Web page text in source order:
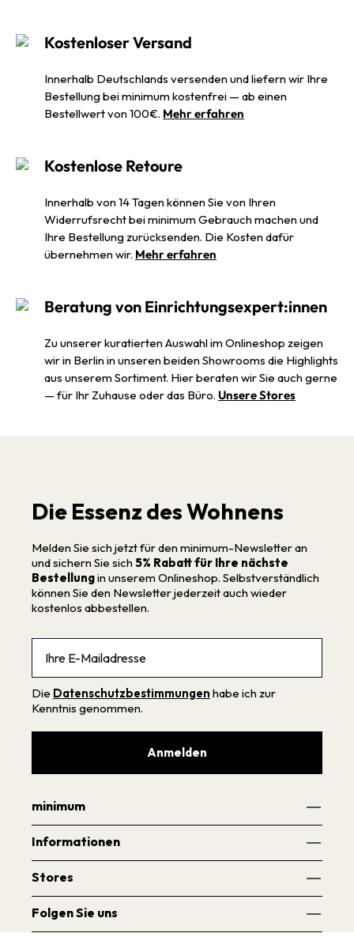
Kostenloser Versand
Innerhalb Deutschlands versenden und liefern wir Ihre
Bestellung bei minimum kostenfrei — ab einen
Bestellwert von 100€. Mehr erfahren
Kostenlose Retoure
Innerhalb von 14 Tagen können Sie von Ihren
Widerrufsrecht bei minimum Gebrauch machen und
Ihre Bestellung zurücksenden. Die Kosten dafür
übernehmen wir. Mehr erfahren
Beratung von Einrichtungsexpert:innen
Zu unserer kuratierten Auswahl im Onlineshop zeigen
wir in Berlin in unseren beiden Showrooms die Highlights
aus unserem Sortiment. Hier beraten wir Sie auch gerne
— für Ihr Zuhause oder das Büro. Unsere Stores
Die Essenz des Wohnens
Melden Sie sich jetzt für den minimum-Newsletter an
und sichern Sie sich 5% Rabatt für Ihre nächste
Bestellungin unserem Onlineshop. Selbstverständlich
können Sie den Newsletter jederzeit auch wieder
kostenlos abbestellen.
Die Datenschutzbestimmungen habe ich zur
Kenntnis genommen.
Anmelden
minimum
Informationen
Stores
Folgen Sie uns